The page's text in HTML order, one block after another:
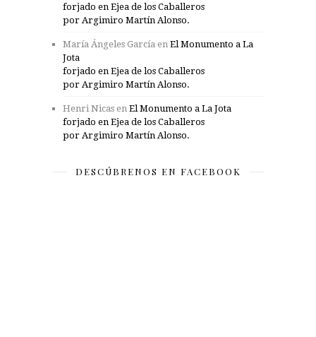
forjado en Ejea de los Caballeros
por Argimiro Martín Alonso.
María Ángeles García en El Monumento a La
Jota
forjado en Ejea de los Caballeros
por Argimiro Martín Alonso.
Henri Nicas en El Monumento a La Jota
forjado en Ejea de los Caballeros
por Argimiro Martín Alonso.
DESCÚBRENOS EN FACEBOOK